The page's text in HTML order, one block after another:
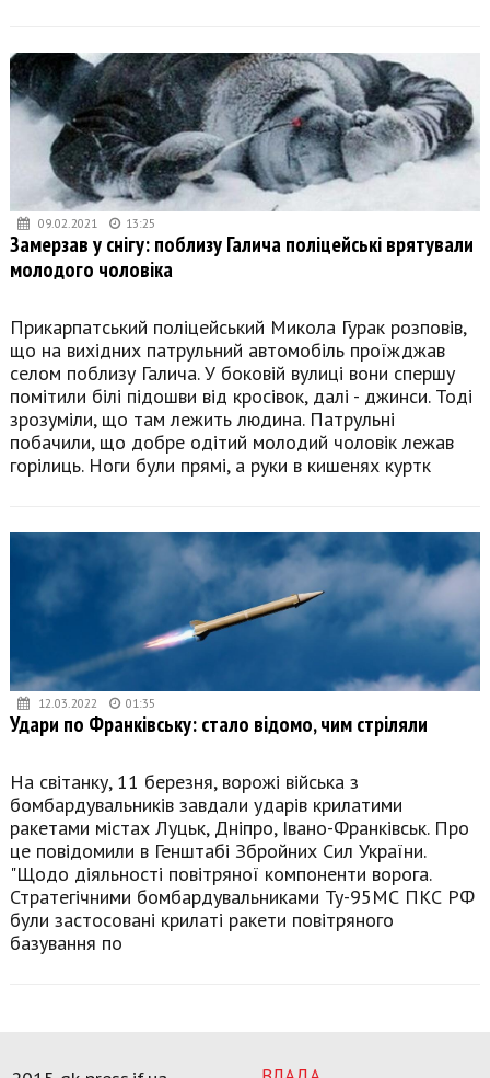
09.02.2021 13:25
Замерзав у снігу: поблизу Галича поліцейські врятували
молодого чоловіка
Прикарпатський поліцейський Микола Гурак розповів,
що на вихідних патрульний автомобіль проїжджав
селом поблизу Галича. У боковій вулиці вони спершу
помітили білі підошви від кросівок, далі - джинси. Тоді
зрозуміли, що там лежить людина. Патрульні
побачили, що добре одітий молодий чоловік лежав
горілиць. Ноги були прямі, а руки в кишенях куртк
12.03.2022 01:35
Удари по Франківську: стало відомо, чим стріляли
На світанку, 11 березня, ворожі війська з
бомбардувальників завдали ударів крилатими
ракетами містах Луцьк, Дніпро, Івано-Франківськ. Про
це повідомили в Генштабі Збройних Сил України.
"Щодо діяльності повітряної компоненти ворога.
Стратегічними бомбардувальниками Ту-95МС ПКС РФ
були застосовані крилаті ракети повітряного
базування по